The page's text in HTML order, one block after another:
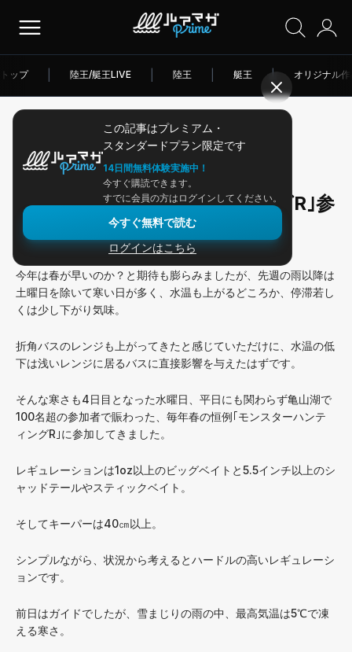
トップ 陸王/艇王LIVE 陸王 艇王 | オリジナル
この記事はプレミアム・
スタンダードプラン限定です
14日間無料体験実施中！
今すぐ購読できます。
すでに会員の方はログインしてください。
今すぐ無料で読む
ログインはこちら
アングラー連載
亀山湖｢モンスターハンティングR｣参
戦
今年は春が早いのか？と期待も膨らみましたが、先週の雨以降は
土曜日を除いて寒い日が多く、水温も上がるどころか、停滞若し
くは少し下がり気味。
折角バスのレンジも上がってきたと感じていただけに、水温の低
下は浅いレンジに居るバスに直接影響を与えたはずです。
そんな寒さも4日目となった水曜日、平日にも関わらず亀山湖で
100名超の参加者で賑わった、毎年春の恒例｢モンスターハンテ
ィングR｣に参加してきました。
レギュレーションは1oz以上のビッグベイトと5.5インチ以上のシ
ャッドテールやスティックベイト。
そしてキーパーは40㎝以上。
シンプルながら、状況から考えるとハードルの高いレギュレーシ
ョンです。
前日はガイドでしたが、雪まじりの雨の中、最高気温は5℃で凍
える寒さ。